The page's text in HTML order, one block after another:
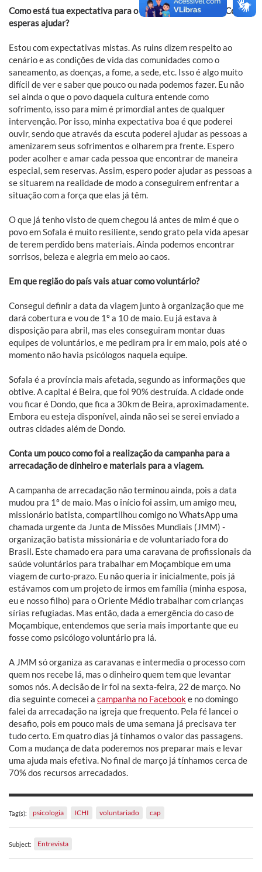
Como está tua expectativa para o que vais encontrar lá? Como
esperas ajudar?
Estou com expectativas mistas. As ruins dizem respeito ao
cenário e as condições de vida das comunidades como o
saneamento, as doenças, a fome, a sede, etc. Isso é algo muito
difícil de ver e saber que pouco ou nada podemos fazer. Eu não
sei ainda o que o povo daquela cultura entende como
sofrimento, isso para mim é primordial antes de qualquer
intervenção. Por isso, minha expectativa boa é que poderei
ouvir, sendo que através da escuta poderei ajudar as pessoas a
amenizarem seus sofrimentos e olharem pra frente. Espero
poder acolher e amar cada pessoa que encontrar de maneira
especial, sem reservas. Assim, espero poder ajudar as pessoas a
se situarem na realidade de modo a conseguirem enfrentar a
situação com a força que elas já têm.
O que já tenho visto de quem chegou lá antes de mim é que o
povo em Sofala é muito resiliente, sendo grato pela vida apesar
de terem perdido bens materiais. Ainda podemos encontrar
sorrisos, beleza e alegria em meio ao caos.
Em que região do país vais atuar como voluntário?
Consegui definir a data da viagem junto à organização que me
dará cobertura e vou de 1º a 10 de maio. Eu já estava à
disposição para abril, mas eles conseguiram montar duas
equipes de voluntários, e me pediram pra ir em maio, pois até o
momento não havia psicólogos naquela equipe.
Sofala é a província mais afetada, segundo as informações que
obtive. A capital é Beira, que foi 90% destruída. A cidade onde
vou ficar é Dondo, que fica a 30km de Beira, aproximadamente.
Embora eu esteja disponível, ainda não sei se serei enviado a
outras cidades além de Dondo.
Conta um pouco como foi a realização da campanha para a
arrecadação de dinheiro e materiais para a viagem.
A campanha de arrecadação não terminou ainda, pois a data
mudou pra 1º de maio. Mas o início foi assim, um amigo meu,
missionário batista, compartilhou comigo no WhatsApp uma
chamada urgente da Junta de Missões Mundiais (JMM) -
organização batista missionária e de voluntariado fora do
Brasil. Este chamado era para uma caravana de profissionais da
saúde voluntários para trabalhar em Moçambique em uma
viagem de curto-prazo. Eu não queria ir inicialmente, pois já
estávamos com um projeto de irmos em família (minha esposa,
eu e nosso filho) para o Oriente Médio trabalhar com crianças
sírias refugiadas. Mas então, dada a emergência do caso de
Moçambique, entendemos que seria mais importante que eu
fosse como psicólogo voluntário pra lá.
A JMM só organiza as caravanas e intermedia o processo com
quem nos recebe lá, mas o dinheiro quem tem que levantar
somos nós. A decisão de ir foi na sexta-feira, 22 de março. No
dia seguinte comecei a campanha no Facebooke no domingo
falei da arrecadação na igreja que frequento. Pela fé lancei o
desafio, pois em pouco mais de uma semana já precisava ter
tudo certo. Em quatro dias já tínhamos o valor das passagens.
Com a mudança de data poderemos nos preparar mais e levar
uma ajuda mais efetiva. No final de março já tínhamos cerca de
70% dos recursos arrecadados.
Tag(s): psicologia ICHI voluntariado cap
Subject: Entrevista